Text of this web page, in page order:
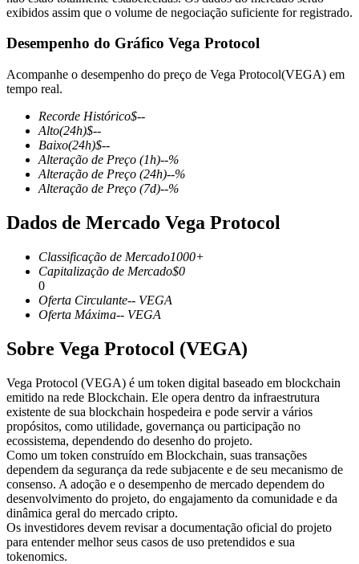
Futuros COIN-M
Futuros de criptomoeda
Derivativos de ações, câmbio, metais preciosos e commodities
Futuros de USDC
Futuros usando USDC como garantia
exibidos assim que o volume de negociação suficiente for registrado.
Desempenho do Gráfico Vega Protocol
Acompanhe o desempenho do preço de Vega Protocol(VEGA) em
tempo real.
Recorde Histórico$--
Alto(24h)$--
Baixo(24h)$--
Alteração de Preço (1h)--%
Alteração de Preço (24h)--%
Alteração de Preço (7d)--%
Dados de Mercado Vega Protocol
Classificação de Mercado1000+
Capitalização de Mercado$0
0
Oferta Circulante-- VEGA
Oferta Máxima-- VEGA
Sobre Vega Protocol (VEGA)
Vega Protocol (VEGA) é um token digital baseado em blockchain
emitido na rede Blockchain. Ele opera dentro da infraestrutura
existente de sua blockchain hospedeira e pode servir a vários
propósitos, como utilidade, governança ou participação no
ecossistema, dependendo do desenho do projeto.
Como um token construído em Blockchain, suas transações
dependem da segurança da rede subjacente e de seu mecanismo de
consenso. A adoção e o desempenho de mercado dependem do
desenvolvimento do projeto, do engajamento da comunidade e da
dinâmica geral do mercado cripto.
Os investidores devem revisar a documentação oficial do projeto
para entender melhor seus casos de uso pretendidos e sua
tokenomics.